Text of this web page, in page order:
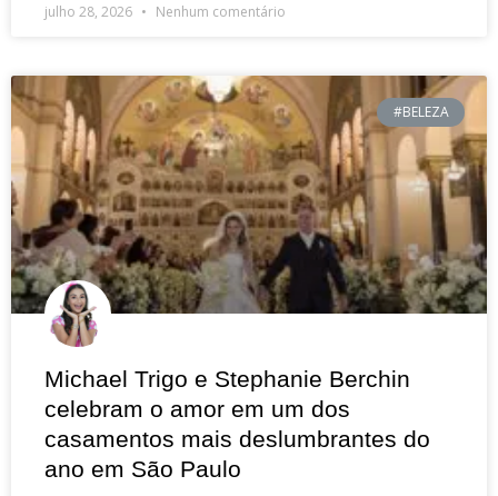
julho 28, 2026 Nenhum comentário
#BELEZA
Michael Trigo e Stephanie Berchin
celebram o amor em um dos
casamentos mais deslumbrantes do
ano em São Paulo